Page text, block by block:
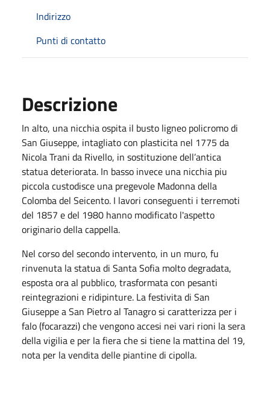
Indirizzo
Punti di contatto
Descrizione
In alto, una nicchia ospita il busto ligneo policromo di
San Giuseppe, intagliato con plasticita nel 1775 da
Nicola Trani da Rivello, in sostituzione dell’antica
statua deteriorata. In basso invece una nicchia piu
piccola custodisce una pregevole Madonna della
Colomba del Seicento. I lavori conseguenti i terremoti
del 1857 e del 1980 hanno modificato l'aspetto
originario della cappella.
Nel corso del secondo intervento, in un muro, fu
rinvenuta la statua di Santa Sofia molto degradata,
esposta ora al pubblico, trasformata con pesanti
reintegrazioni e ridipinture. La festivita di San
Giuseppe a San Pietro al Tanagro si caratterizza per i
falo (focarazzi) che vengono accesi nei vari rioni la sera
della vigilia e per la fiera che si tiene la mattina del 19,
nota per la vendita delle piantine di cipolla.